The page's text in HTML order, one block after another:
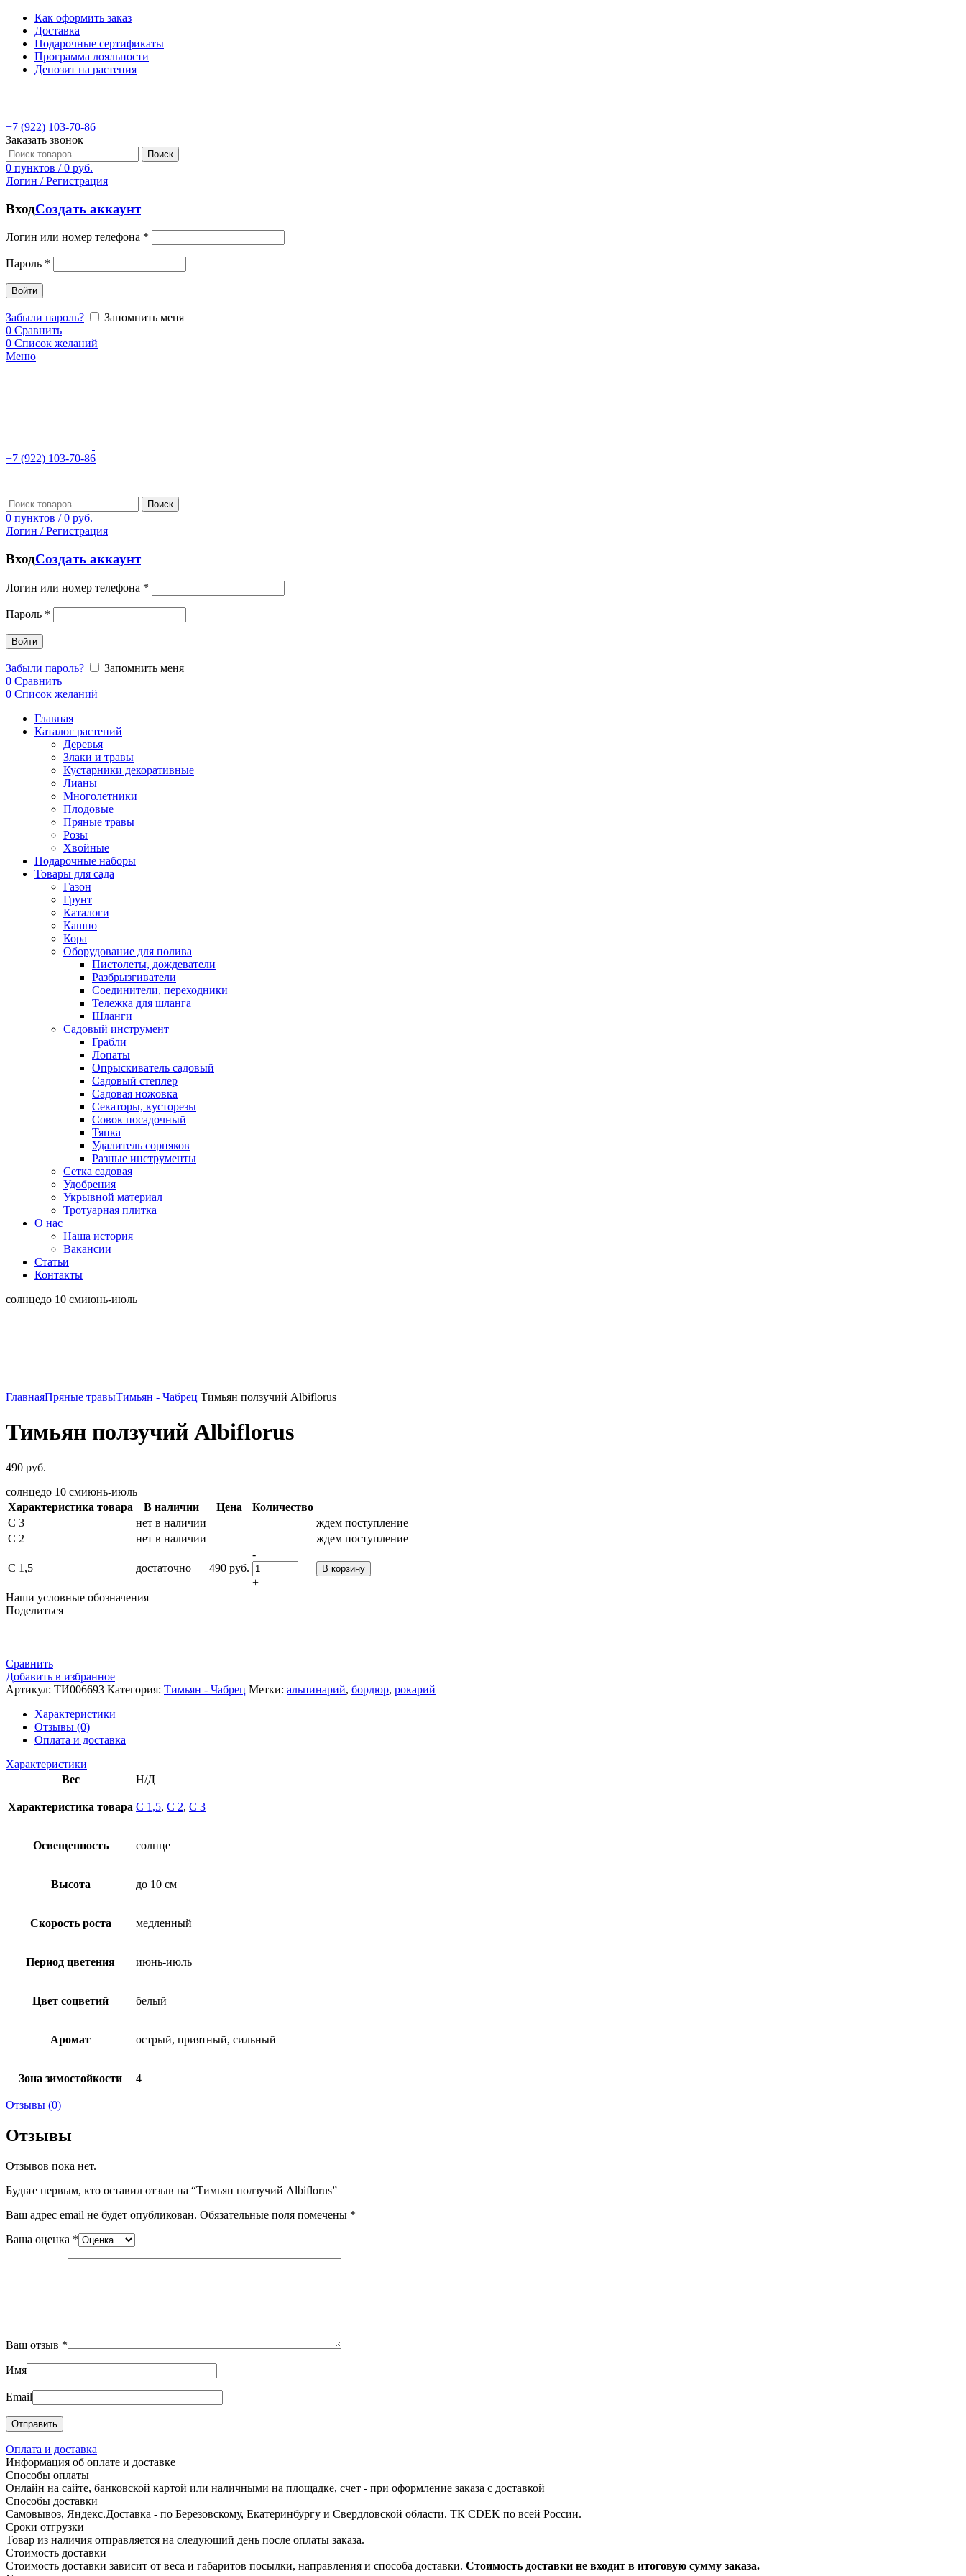
Как оформить заказ
Доставка
Подарочные сертификаты
Программа лояльности
Депозит на растения
+7 (922) 103-70-86
Заказать звонок
Поиск
0 пунктов / 0 руб.
Логин / Регистрация
ВходСоздать аккаунт
Логин или номер телефона *
Пароль *
Войти
Забыли пароль?
Запомнить меня
0 Сравнить
0 Список желаний
Меню
+7 (922) 103-70-86
Поиск
0 пунктов / 0 руб.
Логин / Регистрация
ВходСоздать аккаунт
Логин или номер телефона *
Пароль *
Войти
Забыли пароль?
Запомнить меня
0 Сравнить
0 Список желаний
Главная
Каталог растений
Деревья
Злаки и травы
Кустарники декоративные
Лианы
Многолетники
Плодовые
Пряные травы
Розы
Хвойные
Подарочные наборы
Товары для сада
Газон
Грунт
Каталоги
Кашпо
Кора
Оборудование для полива
Пистолеты, дождеватели
Разбрызгиватели
Соединители, переходники
Тележка для шланга
Шланги
Садовый инструмент
Грабли
Лопаты
Опрыскиватель садовый
Садовый степлер
Садовая ножовка
Секаторы, кусторезы
Совок посадочный
Тяпка
Удалитель сорняков
Разные инструменты
Сетка садовая
Удобрения
Укрывной материал
Тротуарная плитка
О нас
Наша история
Вакансии
Статьи
Контакты
солнцедо 10 смиюнь-июль
ГлавнаяПряные травыТимьян - Чабрец Тимьян ползучий Albiflorus
Тимьян ползучий Albiflorus
490 руб.
солнцедо 10 смиюнь-июль
Характеристика товара
В наличии Цена
Количество
С 3
нет в наличии
ждем поступление
С 2
нет в наличии ждем поступление
С 1,5 достаточно 490 руб.
-
+
В корзину
Наши условные обозначения
Поделиться
Сравнить
Добавить в избранное
Артикул: ТИ006693 Категория: Тимьян - Чабрец Метки: альпинарий, бордюр, рокарий
Характеристики
Отзывы (0)
Оплата и доставка
Характеристики
Вес
Н/Д
Характеристика товара С 1,5, С 2, С 3
Освещенность солнце
Высота до 10 см
Скорость роста медленный
Период цветения июнь-июль
Цвет соцветий белый
Аромат острый, приятный, сильный
Зона зимостойкости 4
Отзывы (0)
Отзывы
Отзывов пока нет.
Будьте первым, кто оставил отзыв на “Тимьян ползучий Albiflorus”
Ваш адрес email не будет опубликован. Обязательные поля помечены *
Ваша оценка *
Ваш отзыв *
Имя
Email
Оплата и доставка
Информация об оплате и доставке
Способы оплаты
Онлайн на сайте, банковской картой или наличными на площадке, счет - при оформление заказа с доставкой
Способы доставки
Самовывоз, Яндекс.Доставка - по Березовскому, Екатеринбургу и Свердловской области. ТК CDEK по всей России.
Сроки отгрузки
Товар из наличия отправляется на следующий день после оплаты заказа.
Стоимость доставки
Стоимость доставки зависит от веса и габаритов посылки, направления и способа доставки. Стоимость доставки не входит в итоговую сумму заказа.